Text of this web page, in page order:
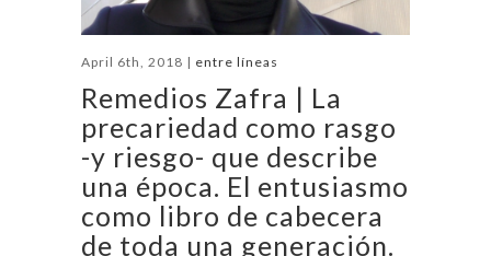
April 6th, 2018 | entre líneas
Remedios Zafra | La
precariedad como rasgo
-y riesgo- que describe
una época. El entusiasmo
como libro de cabecera
de toda una generación.